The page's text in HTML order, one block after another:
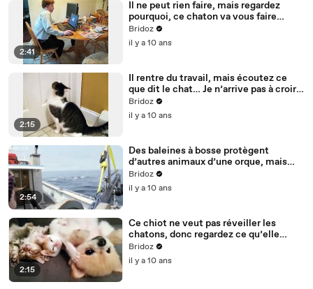
2:41
Il ne peut rien faire, mais regardez
pourquoi, ce chaton va vous faire
fondre…
Bridoz
il y a 10 ans
2:15
Il rentre du travail, mais écoutez ce
que dit le chat… Je n’arrive pas à croire
qu’il dise cela !!
Bridoz
il y a 10 ans
2:54
Des baleines à bosse protègent
d’autres animaux d’une orque, mais
personne ne sait pourquoi.
Bridoz
il y a 10 ans
2:15
Ce chiot ne veut pas réveiller les
chatons, donc regardez ce qu’elle
fait...
Bridoz
il y a 10 ans